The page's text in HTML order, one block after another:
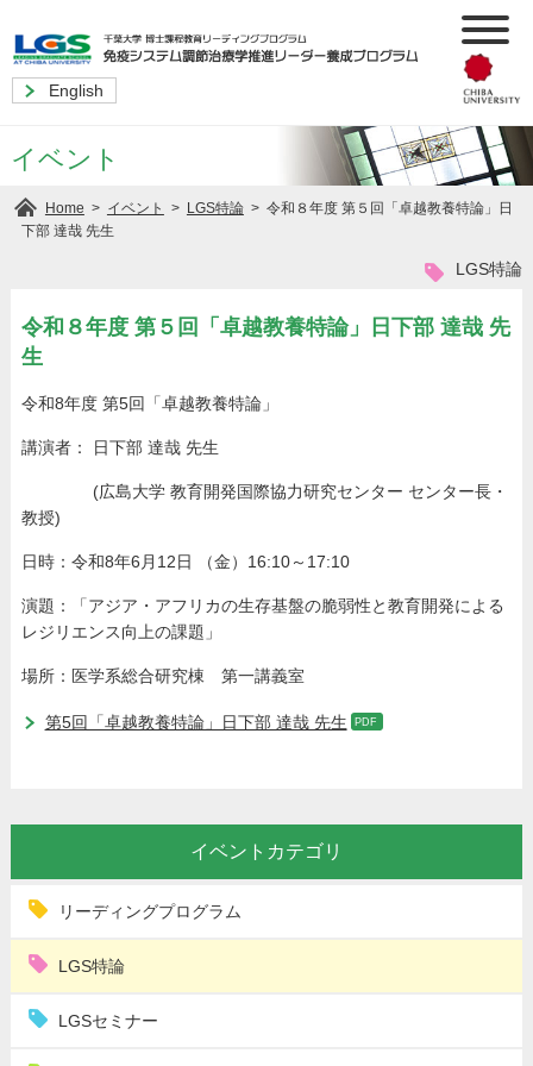
English
イベント
Home > イベント > LGS特論 > 令和８年度 第５回「卓越教養特論」日
下部 達哉 先生
LGS特論
令和８年度 第５回「卓越教養特論」日下部 達哉 先
生
令和8年度 第5回「卓越教養特論」
講演者： 日下部 達哉 先生
(広島大学 教育開発国際協力研究センター センター長・
教授)
日時：令和8年6月12日 （金）16:10～17:10
演題：「アジア・アフリカの生存基盤の脆弱性と教育開発による
レジリエンス向上の課題」
場所：医学系総合研究棟 第一講義室
第5回「卓越教養特論」日下部 達哉 先生
イベントカテゴリ
リーディングプログラム
LGS特論
LGSセミナー